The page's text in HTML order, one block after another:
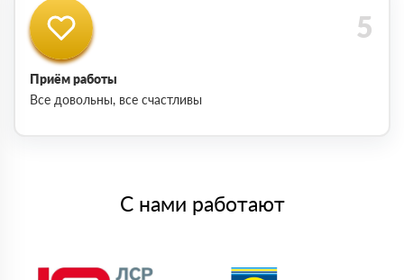
Приём работы
Все довольны, все счастливы
С нами работают